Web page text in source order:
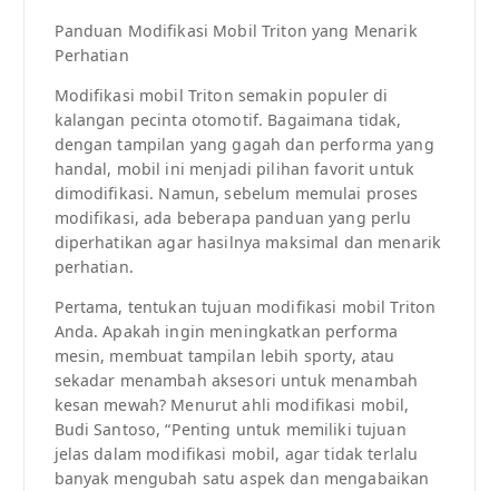
Panduan Modifikasi Mobil Triton yang Menarik
Perhatian
Modifikasi mobil Triton semakin populer di
kalangan pecinta otomotif. Bagaimana tidak,
dengan tampilan yang gagah dan performa yang
handal, mobil ini menjadi pilihan favorit untuk
dimodifikasi. Namun, sebelum memulai proses
modifikasi, ada beberapa panduan yang perlu
diperhatikan agar hasilnya maksimal dan menarik
perhatian.
Pertama, tentukan tujuan modifikasi mobil Triton
Anda. Apakah ingin meningkatkan performa
mesin, membuat tampilan lebih sporty, atau
sekadar menambah aksesori untuk menambah
kesan mewah? Menurut ahli modifikasi mobil,
Budi Santoso, “Penting untuk memiliki tujuan
jelas dalam modifikasi mobil, agar tidak terlalu
banyak mengubah satu aspek dan mengabaikan